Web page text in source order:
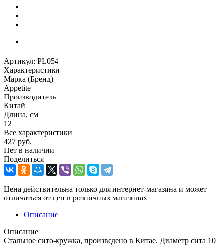
Артикул: PL054
Характеристики
Марка (Бренд)
Appetite
Производитель
Китай
Длина, см
12
Все характеристики
427 руб.
Нет в наличии
Поделиться
Цена действительна только для интернет-магазина и может
отличаться от цен в розничных магазинах
Описание
Описание
Стальное сито-кружка, произведено в Китае. Диаметр сита 10